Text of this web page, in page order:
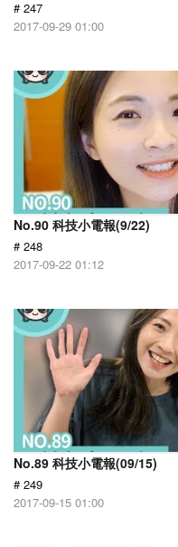
# 247
2017-09-29 01:00
No.90 科技小電報(9/22)
# 248
2017-09-22 01:12
No.89 科技小電報(09/15)
# 249
2017-09-15 01:00